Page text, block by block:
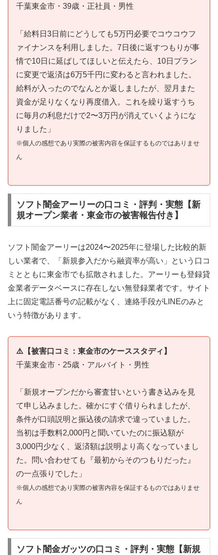
千葉東金市・39歳・正社員・男性
「給料日3日前にどうしても5万円必要でコウコウフ
ァイナンスを利用しました。7日後に返すつもりが事
情で10日に延ばしてほしいと伝えたら、10日プラン
に変更で返済は6万5千円に変わると言われました。
給料が入ったのでなんとか返しましたが、翌月また
資金が足りなくなり再度借入。これを繰り返すうち
に毎月の利息だけで2〜3万円が消えていくようにな
りました」
※個人の感想であり実際の被害内容を保証するものではありませ
ん
ソフト闇金アーリーの口コミ・評判・実態【新
規オープン業者・東金市の被害報告付き】
ソフト闇金アーリーは2024〜2025年に登場した比較的新
しい業者で、「新規参入だから融資率が高い」という口コ
ミとともに東金市でも拡散されました。アーリーも登録貸
金業者データベースに存在しない無登録業者です。サイト
上に固定電話番号の記載がなく、連絡手段がLINEのみと
いう特徴があります。
⚠️【被害口コミ：東金市のケーススタディ】
千葉東金市・25歳・アルバイト・男性
「新規オープンだから審査甘いという書き込みを見
て申し込みました。確かにすぐ借りられましたが、
条件が口頭説明と振込後の請求で違っていました。
当初は手数料2,000円と聞いていたのに振込額が
3,000円少なく、返済額は説明より高くなっていまし
た。問い合わせても『最初からそのつもりだった』
の一点張りでした」
※個人の感想であり実際の被害内容を保証するものではありませ
ん
ソフト闇金ガッツの口コミ・評判・実態【新規